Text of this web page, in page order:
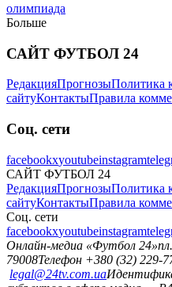
олимпиада
Больше
САЙТ ФУТБОЛ 24
РедакцияПрогнозыПолитика
сайтуКонтактыПравила
Соц. сети
facebookxyoutubeinstagram
САЙТ ФУТБОЛ 24
РедакцияПрогнозыПолитика
сайтуКонтактыПравила
Соц. сети
facebookxyoutubeinstagram
Онлайн-медиа «Футбол 24»
79008Телефон +380 (32) 229-
legal@24tv.com.ua